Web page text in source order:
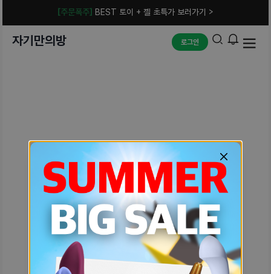
[주문폭주] BEST 토이 + 젤 초특가 보러가기 >
자기만의방 로그인
예상치 못한 에러입니다.